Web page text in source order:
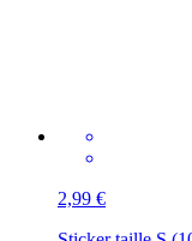
2,99 €